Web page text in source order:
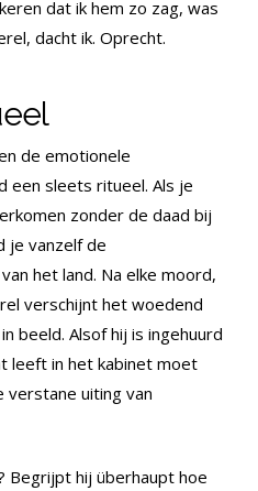
dat ik hem zo zag, was
dacht ik. Oprecht.
de emotionele
een sleets ritueel. Als je
zonder de daad bij
je vanzelf de
het land. Na elke moord,
verschijnt het woedend
beeld. Alsof hij is ingehuurd
leeft in het kabinet moet
uiting van
Begrijpt hij überhaupt hoe